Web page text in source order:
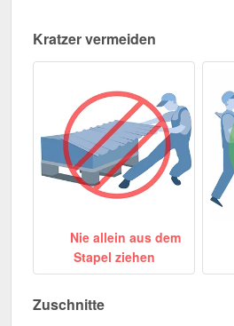
Kratzer vermeiden
Nie allein aus dem
Stapel ziehen
Zuschnitte